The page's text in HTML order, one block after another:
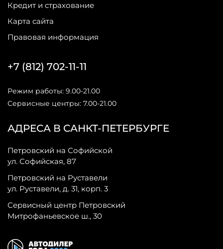
Кредит и страхование
Карта сайта
Правовая информация
АДРЕСА В САНКТ-ПЕТЕРБУРГЕ
Петровский на Софийской
ул. Софийская, 87
Петровский на Руставели
ул. Руставели, д. 31, корп. 3
Сервисный центр Петровский
Митрофаньевское ш., 30
+7 (812) 702-11-11
Режим работы: 9.00-21.00
Сервисные центры: 7.00-21.00